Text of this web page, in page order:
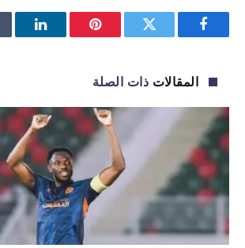
فيسبوك تويتر بينتيريستلينكدإن
المقالات ذات الصلة